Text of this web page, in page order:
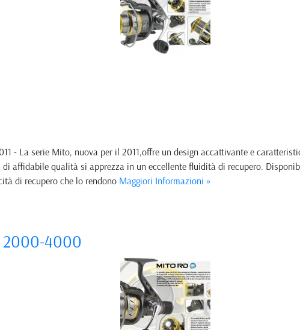
- La serie Mito, nuova per il 2011,offre un design accattivante e
affidabile qualità si apprezza in un eccellente fluidità di recupero.
di recupero che lo rendono Maggiori Informazioni »
2000-4000